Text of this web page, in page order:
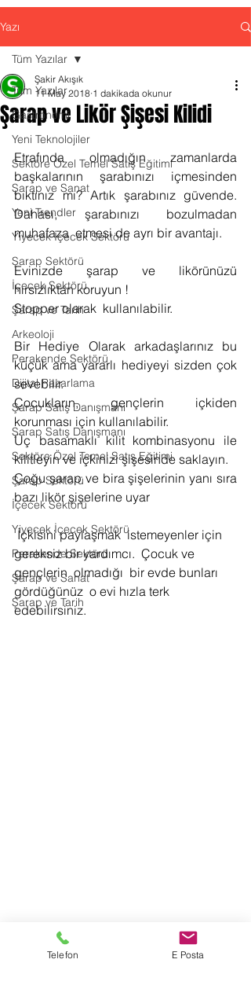
Yazı
Tüm Yazılar
Gastronomi
Yeni Teknolojiler
Sektöre Özel Temel Satış Eğitimi
Şarap ve Sanat
Yeni Trendler
Yiyecek İçecek Sektörü
Şarap Sektörü
İçecek Sektörü
Şarap ve Tarih
Arkeoloji
Perakende Sektörü
Dijital Pazarlama
Şarap Satış Danışmanı
Şarap Satış Danışmanı
Sektöre Özel Temel Satış Eğitimi
Şarap Sektörü
İçecek Sektörü
Yiyecek İçecek Sektörü
Perakende Sektörü
Şarap ve Sanat
Şarap ve Tarih
Tüm Yazılar
Şarap ve Likör Şişesi Kilidi
Şakir Akışık
11 May 2018 1 dakikada okunur
Etrafında olmadığın zamanlarda
başkalarının şarabınızı içmesinden
bıktınız mı? Artık şarabınız güvende.
Dahası, şarabınızı bozulmadan
muhafaza  etmesi de ayrı bir avantajı.
Evinizde şarap ve likörünüzü
hırsızlıktan koruyun !
Stopper olarak  kullanılabilir.
Bir Hediye Olarak arkadaşlarınız bu
küçük ama yararlı hediyeyi sizden çok
sevebilir.
Çocukların, gençlerin içkiden
korunması için kullanılabilir.
Üç basamaklı kilit kombinasyonu ile
kilitleyin ve içkinizi şişesinde saklayın.
Çoğu şarap ve bira şişelerinin yanı sıra
bazı likör şişelerine uyar
İçkisini paylaşmak  istemeyenler için
gereksiz bir yardımcı.  Çocuk ve
gençlerin  olmadığı  bir evde bunları
gördüğünüz  o evi hızla terk
edebilirsiniz.
Telefon E Posta